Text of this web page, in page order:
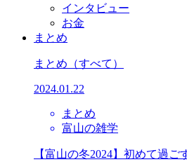
インタビュー
お金
まとめ
まとめ （すべて）
2024.01.22
まとめ
富山の雑学
【富山の冬2024】初めて過ご